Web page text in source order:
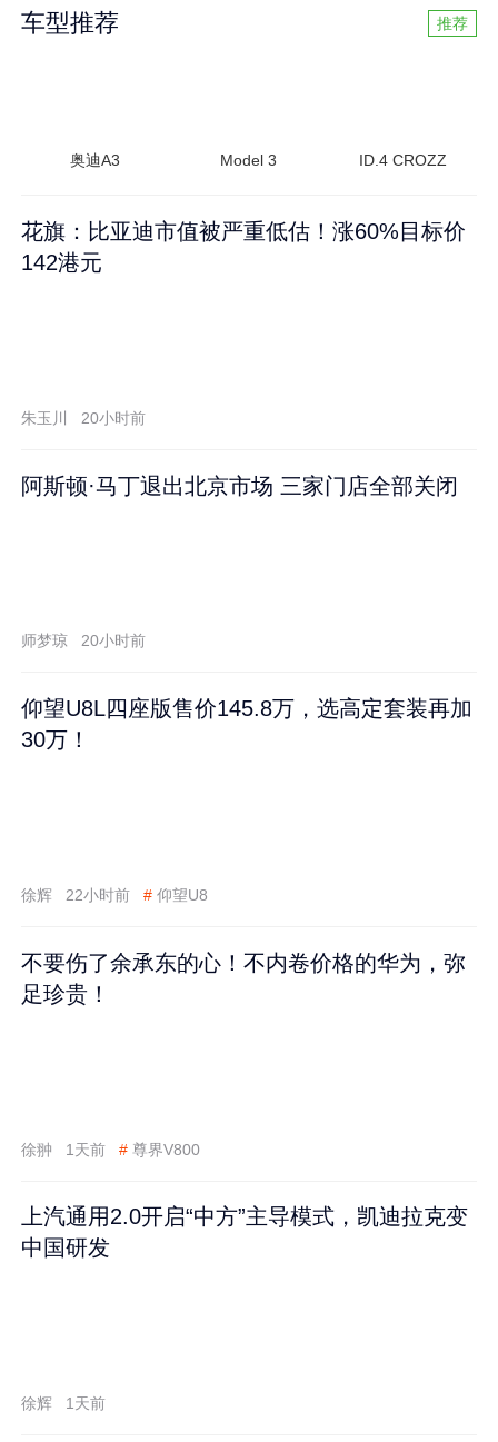
车型推荐 推荐
奥迪A3 Model 3 ID.4 CROZZ
花旗：比亚迪市值被严重低估！涨60%目标价
142港元
朱玉川 20小时前
阿斯顿·马丁退出北京市场 三家门店全部关闭
师梦琼 20小时前
仰望U8L四座版售价145.8万，选高定套装再加
30万！
徐辉 22小时前 # 仰望U8
不要伤了余承东的心！不内卷价格的华为，弥
足珍贵！
徐翀 1天前 # 尊界V800
上汽通用2.0开启“中方”主导模式，凯迪拉克变
中国研发
徐辉 1天前